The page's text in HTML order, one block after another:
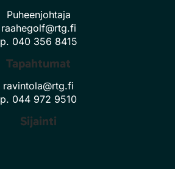
Puheenjohtaja
raahegolf@rtg.fi
p. 040 356 8415
Tapahtumat
ravintola@rtg.fi
p. 044 972 9510
Sijainti